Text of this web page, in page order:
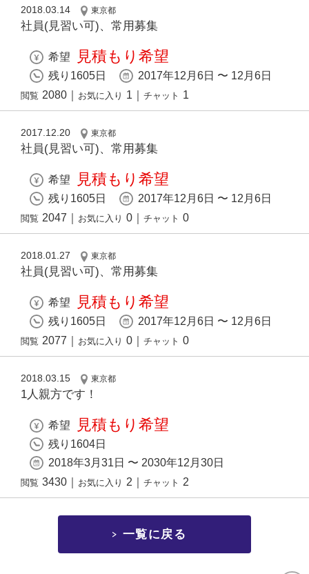
2018.03.14 東京都
社員(見習い可)、常用募集
希望 見積もり希望
残り1605日 2017年12月6日 〜 12月6日
閲覧 2080 お気に入り 1 チャット 1
2017.12.20 東京都
社員(見習い可)、常用募集
希望 見積もり希望
残り1605日 2017年12月6日 〜 12月6日
閲覧 2047 お気に入り 0 チャット 0
2018.01.27 東京都
社員(見習い可)、常用募集
希望 見積もり希望
残り1605日 2017年12月6日 〜 12月6日
閲覧 2077 お気に入り 0 チャット 0
2018.03.15 東京都
1人親方です！
希望 見積もり希望
残り1604日
2018年3月31日 〜 2030年12月30日
閲覧 3430 お気に入り 2 チャット 2
一覧に戻る